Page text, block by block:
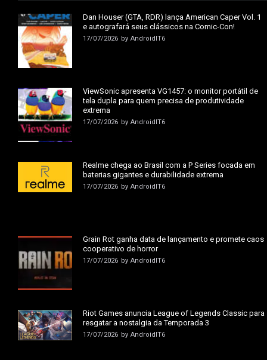
Dan Houser (GTA, RDR) lança American Caper Vol. 1
e autografará seus clássicos na Comic-Con!
17/07/2026 by AndroidIT6
ViewSonic apresenta VG1457: o monitor portátil de
tela dupla para quem precisa de produtividade
extrema
17/07/2026 by AndroidIT6
Realme chega ao Brasil com a P Series focada em
baterias gigantes e durabilidade extrema
17/07/2026 by AndroidIT6
Grain Rot ganha data de lançamento e promete caos
cooperativo de horror
17/07/2026 by AndroidIT6
Riot Games anuncia League of Legends Classic para
resgatar a nostalgia da Temporada 3
17/07/2026 by AndroidIT6